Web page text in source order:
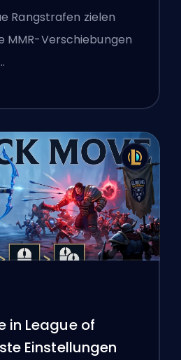
Rangstrafen zielen
MMR-Verschiebungen
in League of
Einstellungen